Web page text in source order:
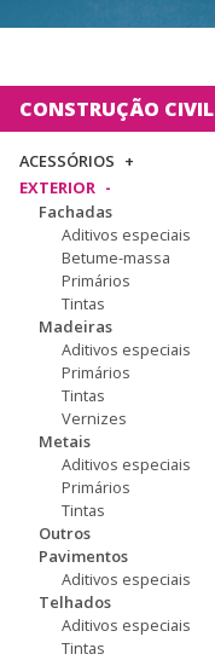
CONSTRUÇÃO CIVIL
ACESSÓRIOS
EXTERIOR
Fachadas
Aditivos especiais
Betume-massa
Primários
Tintas
Madeiras
Aditivos especiais
Primários
Tintas
Vernizes
Metais
Aditivos especiais
Primários
Tintas
Outros
Pavimentos
Aditivos especiais
Telhados
Aditivos especiais
Tintas